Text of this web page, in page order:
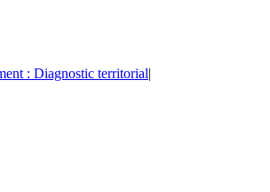
: Diagnostic territorial|